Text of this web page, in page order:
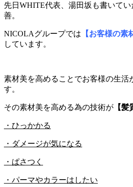
先日WHITE代表、湯田坂も書いて
善。
NICOLAグループでは 【お客様の素
しています。
素材美を高めることでお客様の生活
す。
その素材美を高める為の技術が 【髪
・ひっかかる
・ダメージが気になる
・ぱさつく
・パーマやカラーはしたい